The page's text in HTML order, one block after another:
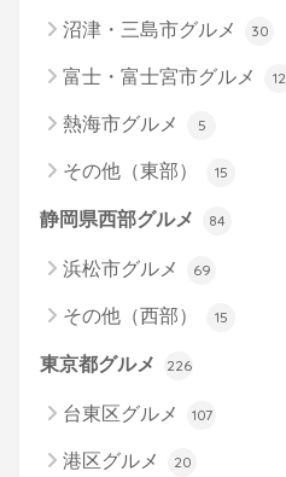
沼津・三島市グルメ 30
富士・富士宮市グルメ 12
熱海市グルメ 5
その他（東部） 15
静岡県西部グルメ 84
浜松市グルメ 69
その他（西部） 15
東京都グルメ 226
台東区グルメ 107
港区グルメ 20